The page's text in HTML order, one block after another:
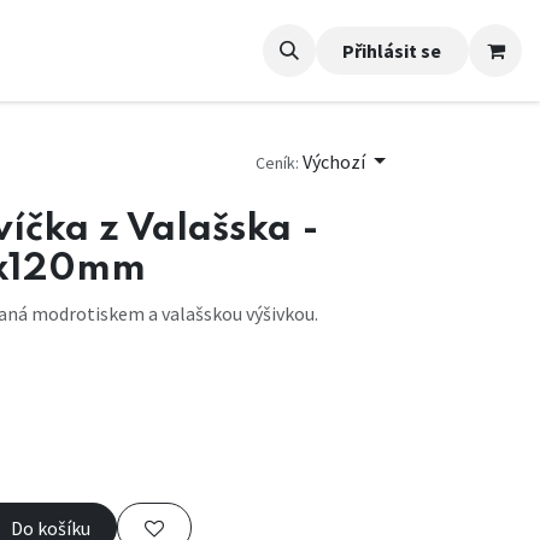
Přihlásit se
Ceník: Výchozí
z Valašska -
modrotiskem a valašskou výšivkou.
Do košíku